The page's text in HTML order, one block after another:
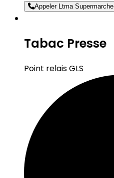
Appeler Ltma Supermarche
Tabac Presse
Point relais GLS